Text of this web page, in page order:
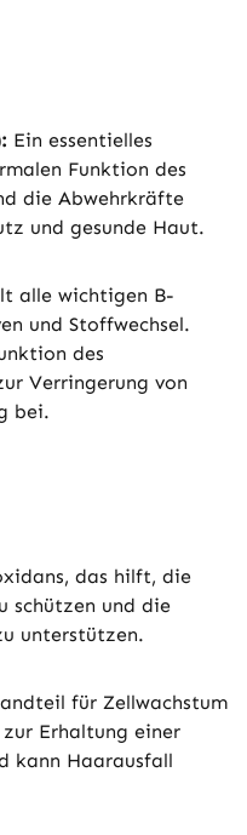
Ein essentielles
Funktion des
die Abwehrkräfte
und gesunde Haut.
alle wichtigen B-
und Stoffwechsel.
des
Verringerung von
bei.
das hilft, die
schützen und die
unterstützen.
für Zellwachstum
Erhaltung einer
kann Haarausfall